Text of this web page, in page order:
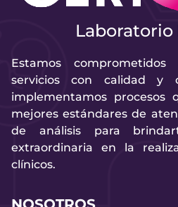
Estamos
servicios con calidad y
implementamos procesos
mejores estándares de
de análisis para
extraordinaria en la
clínicos.